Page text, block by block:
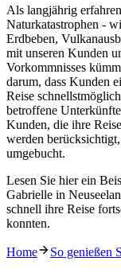
Als langjährig
Naturkatastrophen -
Erdbeben,
mit unseren Kunden
Vorkommnisses
darum, dass Kunden
Reise
betroffene
Kunden, die ihre
werden
umgebucht.
Lesen Sie hier ein
Gabrielle in
schnell ihre Reise
konnten.
Home So genießen